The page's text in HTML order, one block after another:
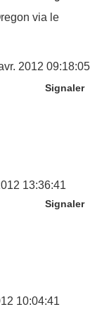
via le
2012 09:18:05
Signaler
13:36:41
Signaler
10:04:41